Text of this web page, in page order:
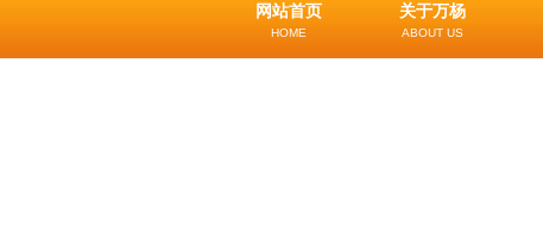
网站首页
HOME
关于万杨
ABOUT US